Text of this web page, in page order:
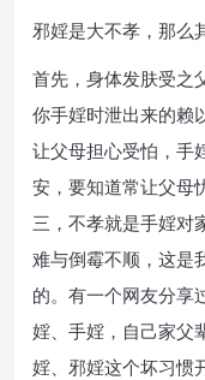
邪婬是大不孝，那么
首先，身体发肤受之
你手婬时泄出来的赖
让父母担心受怕，手
安，要知道常让父母
三，不孝就是手婬对
难与倒霉不顺，这是
的。有一个网友分享
婬、手婬，自己家父
婬、邪婬这个坏习惯